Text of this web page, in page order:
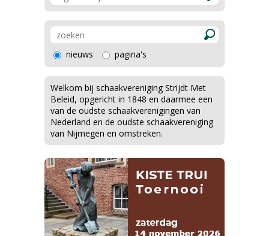
nieuws pagina's
Welkom bij schaakvereniging Strijdt Met
Beleid, opgericht in 1848 en daarmee een
van de oudste schaakverenigingen van
Nederland en de oudste schaakvereniging
van Nijmegen en omstreken.